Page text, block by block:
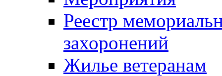
Реестр
захоронений
Жилье ветеранам